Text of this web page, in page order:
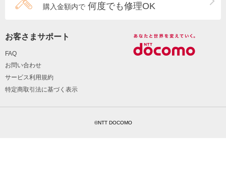
購入金額内で 何度でも修理OK
お客さまサポート
FAQ
お問い合わせ
サービス利用規約
特定商取引法に基づく表示
©NTT DOCOMO